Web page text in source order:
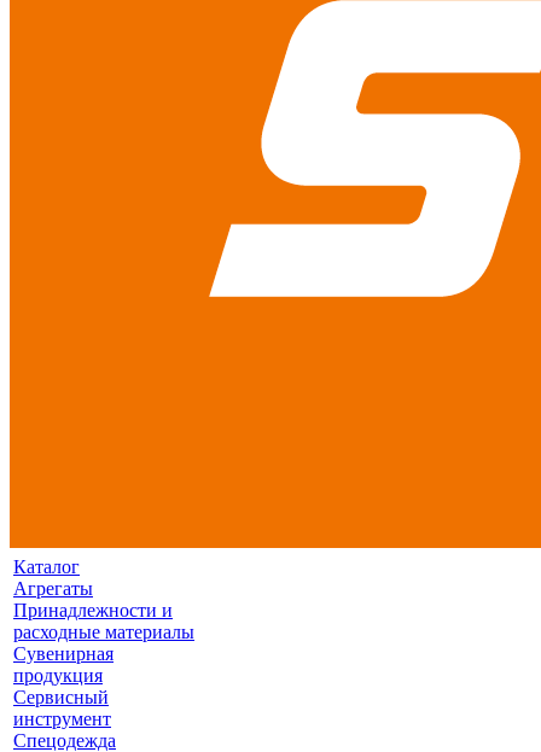
Каталог
Агрегаты
Принадлежности и
расходные материалы
Сувенирная
продукция
Сервисный
инструмент
Спецодежда